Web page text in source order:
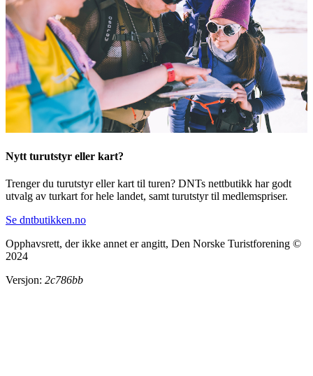
Nytt turutstyr eller kart?
Trenger du turutstyr eller kart til turen? DNTs nettbutikk har godt
utvalg av turkart for hele landet, samt turutstyr til medlemspriser.
Se dntbutikken.no
Opphavsrett, der ikke annet er angitt, Den Norske Turistforening ©
2024
Versjon: 2c786bb